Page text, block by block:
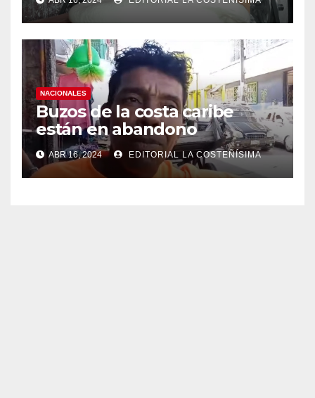
NACIONALES
Buzos de la costa caribe
están en abandono
ABR 16, 2024 EDITORIAL LA COSTEÑÍSIMA